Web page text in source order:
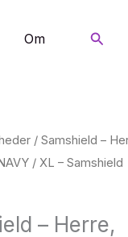
Om Søg
/ Samshield –
/ XL – Samshield
– Herre,